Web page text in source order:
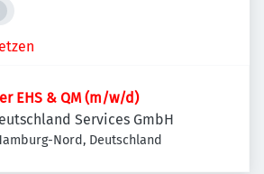
EHS & QM (m/w/d)
Services GmbH
Nord, Deutschland